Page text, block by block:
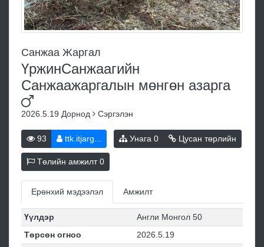
Санжаа Жаргал
ҮржинСанжаагийн
Санжаажаргалын мөнгөн азарга
2026.5.19 Дорнод Сэргэлэн
93 ttk.itjarg... Унага 0 Цусан төрлийн
Төлийн амжилт0
Ерөнхий мэдээлэл Амжилт
Үүлдэр
Англи Монгол 50
Төрсөн огноо
2026.5.19